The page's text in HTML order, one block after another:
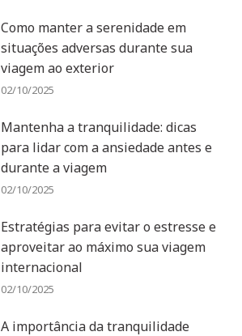
Como manter a serenidade em
situações adversas durante sua
viagem ao exterior
02/10/2025
Mantenha a tranquilidade: dicas
para lidar com a ansiedade antes e
durante a viagem
02/10/2025
Estratégias para evitar o estresse e
aproveitar ao máximo sua viagem
internacional
02/10/2025
A importância da tranquilidade